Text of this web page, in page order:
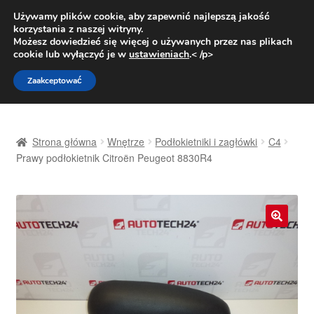
DOSTAWA od 31 zł
Pn.-pt. 9:00-16:00800 003 167
Przejdź
do
nawigacji
Przejdź
do
treści
Dostawa
Kontakt
O nas
Strona główna Wnętrze Podłokietniki i zagłówki
C4
Prawy podłokietnik Citroën Peugeot 8830R4
Używamy plików cookie, aby zapewnić najlepszą jakość
korzystania z naszej witryny.
Możesz dowiedzieć się więcej o używanych przez nas plikach
cookie lub wyłączyć je w ustawieniach.< /p>
Zaakceptować